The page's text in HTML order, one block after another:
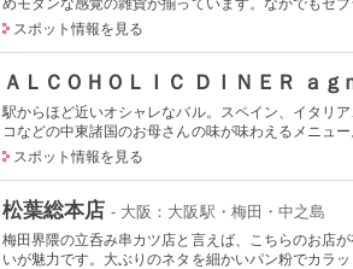
めモダンな感覚の雑貨が揃っています。なかでもゼ
スポット情報を見る
ＡＬＣＯＨＯＬＩＣ ＤＩＮＥＲ ａｇ
駅からほど近いオシャレなバル。スペイン、イタリ
コなどの中東諸国のお母さんの味が味わえるメニュ
スポット情報を見る
松葉総本店 - 大阪：大阪駅・梅田・中之島
梅田界隈の立呑み串カツ店と言えば、こちらのお店
いが魅力です。大ぶりのネタを細かいパン粉でカラ